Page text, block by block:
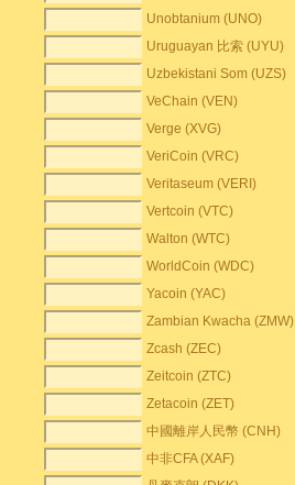
Unobtanium (UNO)
Uruguayan 比索 (UYU)
Uzbekistani Som (UZS)
VeChain (VEN)
Verge (XVG)
VeriCoin (VRC)
Veritaseum (VERI)
Vertcoin (VTC)
Walton (WTC)
WorldCoin (WDC)
Yacoin (YAC)
Zambian Kwacha (ZMW)
Zcash (ZEC)
Zeitcoin (ZTC)
Zetacoin (ZET)
中國離岸人民幣 (CNH)
中非CFA (XAF)